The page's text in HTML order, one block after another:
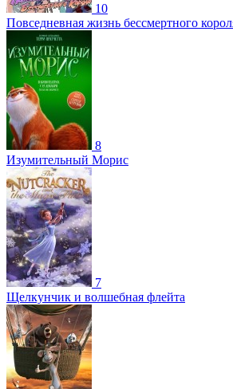
10
Повседневная жизнь бессмертного
8
Изумительный Морис
7
Щелкунчик и волшебная флейта